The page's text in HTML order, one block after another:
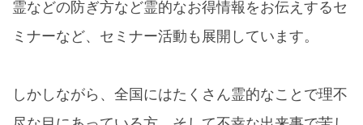
霊などの防ぎ方など霊的なお得情報をお伝えするセ
ミナーなど、セミナー活動も展開しています。
しかしながら、全国にはたくさん霊的なことで理不